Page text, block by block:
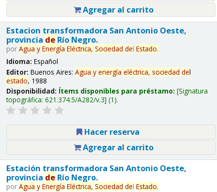
Agregar al carrito
Estacion transformadora San Antonio Oeste,
provincia deRío Negro.
por Agua y Energía Eléctrica, Sociedad del Estado.
Idioma: Español
Editor: Buenos Aires: Agua y energía eléctrica, sociedad del
estado, 1988
Disponibilidad: Ítems disponibles para préstamo: Signatura
topográfica: 621.374.5/A282/v.3 (1).
Hacer reserva
Agregar al carrito
Estación transformadora San Antonio Oeste,
provincia deRío Negro.
por Agua y Energía Eléctrica, Sociedad del Estado.